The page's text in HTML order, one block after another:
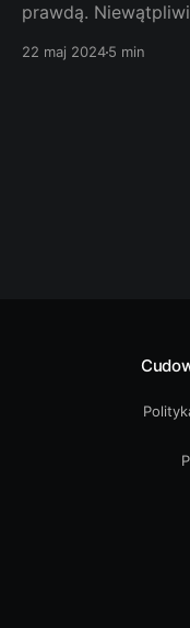
prawdą.
Bożej i św. Anny
22 maj 20245 min